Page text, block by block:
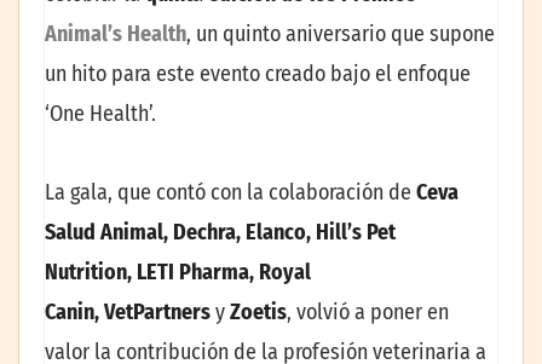
Animal’s Health, un quinto aniversario que supone
un hito para este evento creado bajo el enfoque
‘One Health’.
La gala, que contó con la colaboración de Ceva
Salud Animal, Dechra, Elanco, Hill’s Pet
Nutrition, LETI Pharma, Royal
Canin, VetPartnersyZoetis, volvió a poner en
valor la contribución de la profesión veterinaria a